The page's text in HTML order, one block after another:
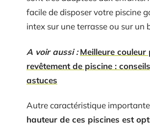
facile de disposer votre piscine
intex sur une terrasse ou sur un
A voir aussi : Meilleure couleur
revêtement de piscine :
astuces
Autre caractéristique
hauteur de ces piscines est